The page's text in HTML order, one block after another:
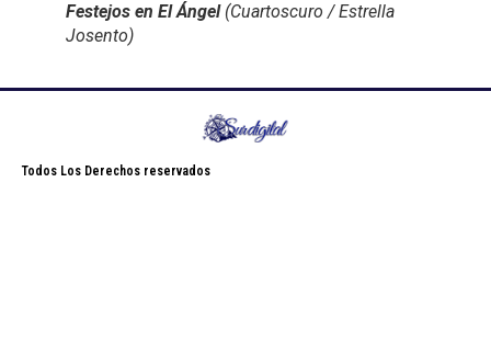
Festejos en El Ángel (Cuartoscuro / Estrella
Josento)
Todos Los Derechos reservados